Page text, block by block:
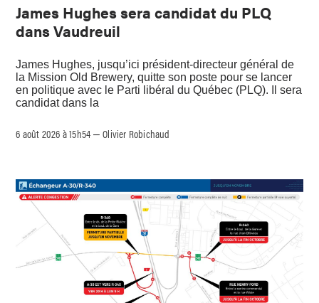
James Hughes sera candidat du PLQ
dans Vaudreuil
James Hughes, jusqu’ici président-directeur général de
la Mission Old Brewery, quitte son poste pour se lancer
en politique avec le Parti libéral du Québec (PLQ). Il sera
candidat dans la
6 août 2026 à 15h54 –Olivier Robichaud